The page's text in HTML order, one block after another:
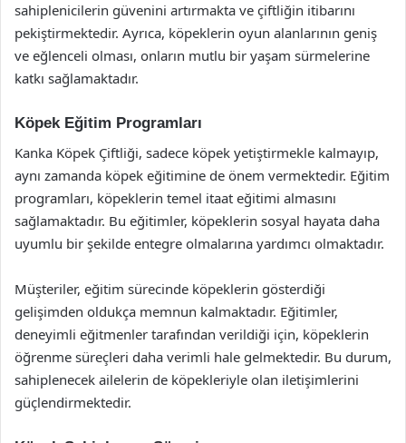
sahiplenicilerin güvenini artırmakta ve çiftliğin itibarını
pekiştirmektedir. Ayrıca, köpeklerin oyun alanlarının geniş
ve eğlenceli olması, onların mutlu bir yaşam sürmelerine
katkı sağlamaktadır.
Köpek Eğitim Programları
Kanka Köpek Çiftliği, sadece köpek yetiştirmekle kalmayıp,
aynı zamanda köpek eğitimine de önem vermektedir. Eğitim
programları, köpeklerin temel itaat eğitimi almasını
sağlamaktadır. Bu eğitimler, köpeklerin sosyal hayata daha
uyumlu bir şekilde entegre olmalarına yardımcı olmaktadır.
Müşteriler, eğitim sürecinde köpeklerin gösterdiği
gelişimden oldukça memnun kalmaktadır. Eğitimler,
deneyimli eğitmenler tarafından verildiği için, köpeklerin
öğrenme süreçleri daha verimli hale gelmektedir. Bu durum,
sahiplenecek ailelerin de köpekleriyle olan iletişimlerini
güçlendirmektedir.